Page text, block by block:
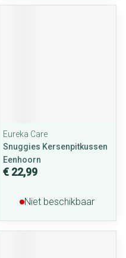
Eureka Care
Snuggies Kersenpitkussen
Eenhoorn
€ 22,99
Niet beschikbaar